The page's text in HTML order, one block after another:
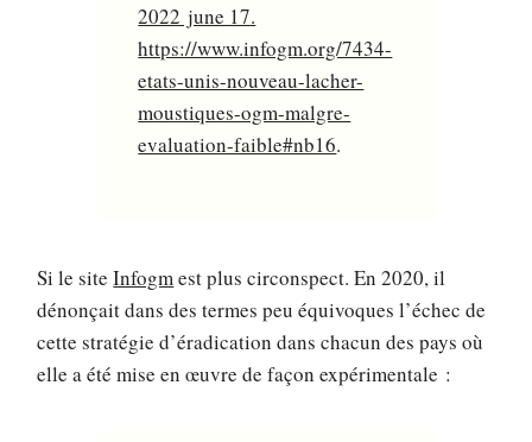
2022 june 17.
https://www.infogm.org/7434-
etats-unis-nouveau-lacher-
moustiques-ogm-malgre-
evaluation-faible#nb16.
Si le siteInfogmest plus circonspect. En 2020, il
dénonçait dans des termes peu équivoques l’échec de
cette stratégie d’éradication dans chacun des pays où
elle a été mise en œuvre de façon expérimentale :